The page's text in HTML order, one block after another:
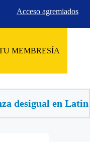
Acceso agremiados
MEMBRESÍA
en